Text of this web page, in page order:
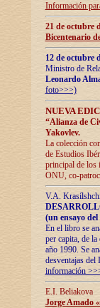
Información
21 de octubre
Bicentenario
12 de octubre
Ministro de
Leonardo
foto>>>)
NUEVA
“Alianza de
Yakovlev.
La colección
de Estudios
principal de los
ONU, co-
V.A.
(un ensayo
En el libro se
per capita, de
año 1990. Se
desventajas
información
E.I. Beliakova
Jorge Amado